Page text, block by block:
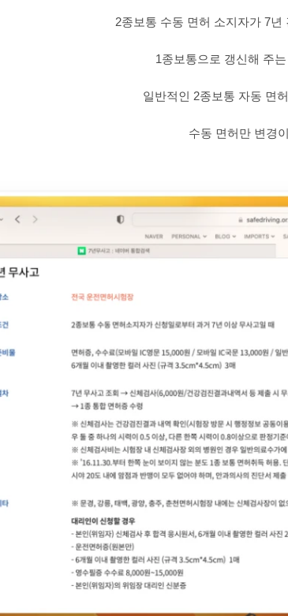
2종보통 수동 면허 소지자가 7년
1종보통으로 갱신해 주
일반적인 2종보통 자동 면
수동 면허만 변경